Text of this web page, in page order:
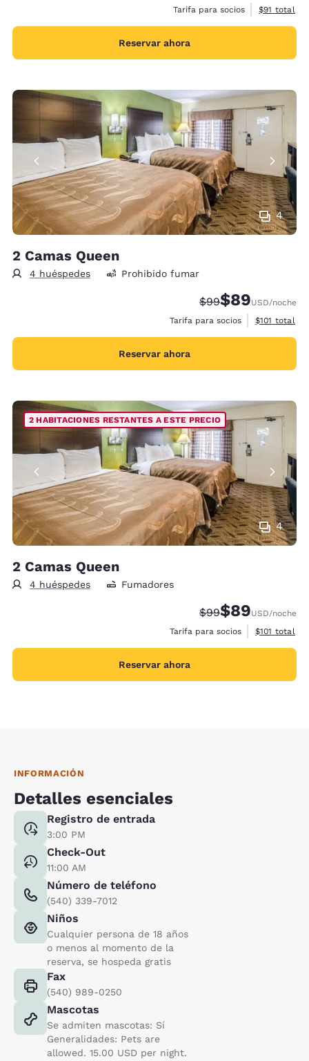
Tarifa para socios Ver
$91 total
Reservar ahora
4
2 Camas Queen
4 huéspedes Prohibido fumar
Precio tachado:
$99Precio con
$89USD/noche
Tarifa para socios
Ver detalles
$101 total
Reservar ahora
4
2 HABITACIONES RESTANTES A ESTE PRECIO
2 Camas Queen
4 huéspedes Fumadores
Precio tachado:
$99Precio con
$89USD/noche
Tarifa para socios
Ver detalles
$101 total
Reservar ahora
INFORMACIÓN
Detalles esenciales
Registro de entrada
3:00 PM
Check-Out
11:00 AM
Número de teléfono
(540) 339-7012
Niños
Cualquier persona de 18 años
o menos al momento de la
reserva, se hospeda gratis
Fax
(540) 989-0250
Mascotas
Se admiten mascotas: Sí
Generalidades: Pets are
allowed. 15.00 USD per night.